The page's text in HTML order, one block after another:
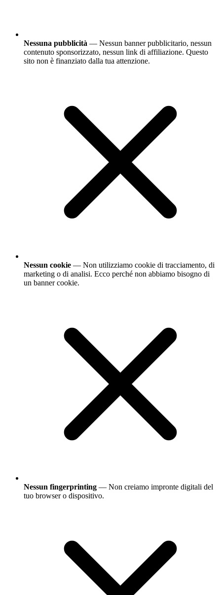
Nessuna pubblicità — Nessun banner pubblicitario, nessun
contenuto sponsorizzato, nessun link di affiliazione. Questo
sito non è finanziato dalla tua attenzione.
Nessun cookie — Non utilizziamo cookie di tracciamento, di
marketing o di analisi. Ecco perché non abbiamo bisogno di
un banner cookie.
Nessun fingerprinting — Non creiamo impronte digitali del
tuo browser o dispositivo.